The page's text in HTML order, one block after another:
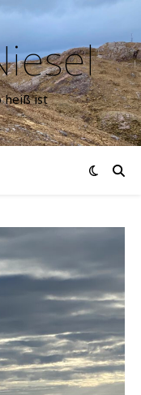
heiß ist